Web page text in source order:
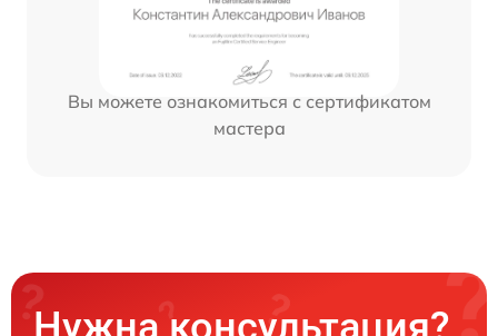
Вы можете ознакомиться с сертификатом
мастера